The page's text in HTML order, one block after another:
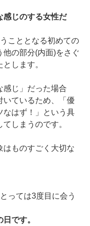
感じのする女性だ
こととなる初めての
他の部分(内面)をさぐ
します。
感じ」だった場合
いているため、「優
なはず！」という具
しまうのです。
はものすごく大切な
っては3度目に会う
です。